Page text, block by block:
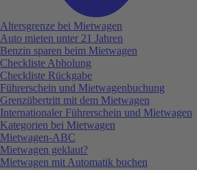
Altersgrenze bei Mietwagen
Auto mieten unter 21 Jahren
Benzin sparen beim Mietwagen
Checkliste Abholung
Checkliste Rückgabe
Führerschein und Mietwagenbuchung
Grenzübertritt mit dem Mietwagen
Internationaler Führerschein und Mietwagen
Kategorien bei Mietwagen
Mietwagen-ABC
Mietwagen geklaut?
Mietwagen mit Automatik buchen